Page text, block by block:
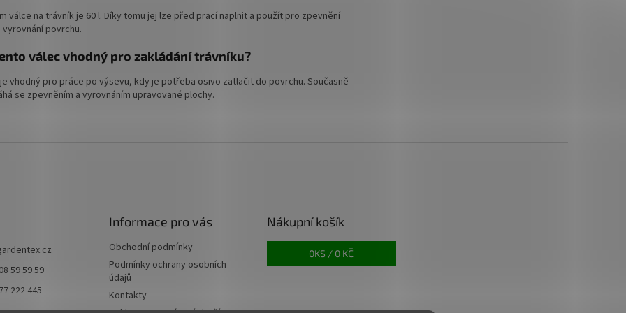
válce na trávník je 60 l. Díky tomu jej lze před prací naplnit a použít pro zpevnění
vyrovnání povrchu.
válec vhodný pro zakládání trávníku?
vhodný pro práce po výsevu, kdy je potřeba osivo zatlačit do povrchu. Současně
se zpevněním a vyrovnáním upravované plochy.
59 59 59
222 445
Informace pro vás
Obchodní podmínky
Podmínky ochrany osobních
údajů
Kontakty
Nákupní košík
0KS / 0 KČ